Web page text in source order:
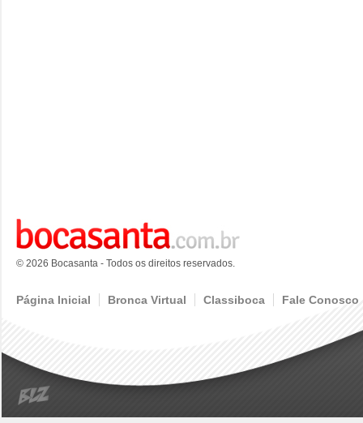
© 2026 Bocasanta - Todos os direitos reservados.
Página Inicial Bronca Virtual Classiboca Fale Conosco